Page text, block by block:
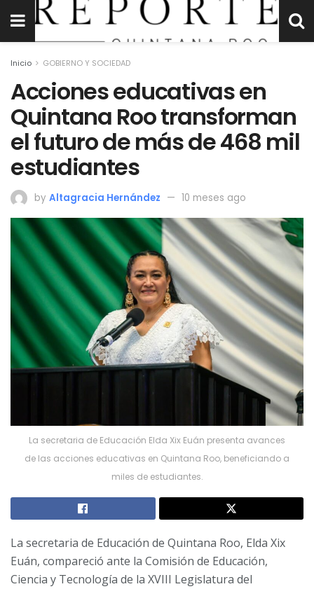
Inicio GOBIERNO Y SOCIEDAD
Acciones educativas en
Quintana Roo transforman
el futuro de más de 468 mil
estudiantes
by Altagracia Hernández 10 meses ago
La secretaria de Educación Elda Xix Euán presenta avances
de las acciones educativas en Quintana Roo, beneficiando a
miles de estudiantes.
La secretaria de Educación de Quintana Roo, Elda Xix
Euán, compareció ante la Comisión de Educación,
Ciencia y Tecnología de la XVIII Legislatura del